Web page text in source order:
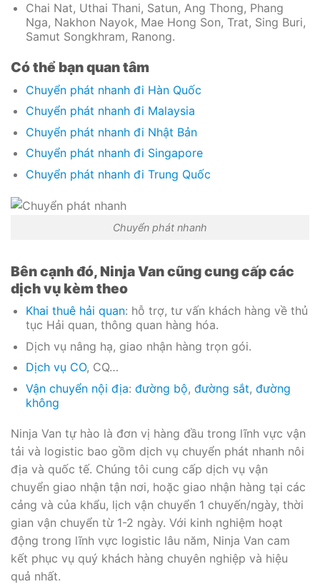
Chai Nat, Uthai Thani, Satun, Ang Thong, Phang
Nga, Nakhon Nayok, Mae Hong Son, Trat, Sing Buri,
Samut Songkhram, Ranong.
Có thể bạn quan tâm
Chuyển phát nhanh đi Hàn Quốc
Chuyển phát nhanh đi Malaysia
Chuyển phát nhanh đi Nhật Bản
Chuyển phát nhanh đi Singapore
Chuyển phát nhanh đi Trung Quốc
Chuyển phát nhanh
Bên cạnh đó, Ninja Van cũng cung cấp các
dịch vụ kèm theo
Khai thuê hải quan: hỗ trợ, tư vấn khách hàng về thủ
tục Hải quan, thông quan hàng hóa.
Dịch vụ nâng hạ, giao nhận hàng trọn gói.
Dịch vụ CO, CQ…
Vận chuyển nội địa: đường bộ, đường sắt, đường
không
Ninja Van tự hào là đơn vị hàng đầu trong lĩnh vực vận
tải và logistic bao gồm dịch vụ chuyển phát nhanh nôi
địa và quốc tế. Chúng tôi cung cấp dịch vụ vận
chuyển giao nhận tận nơi, hoặc giao nhận hàng tại các
cảng và của khẩu, lịch vận chuyển 1 chuyến/ngày, thời
gian vận chuyển từ 1-2 ngày. Với kinh nghiệm hoạt
động trong lĩnh vực logistic lâu năm, Ninja Van cam
kết phục vụ quý khách hàng chuyên nghiệp và hiệu
quả nhất.